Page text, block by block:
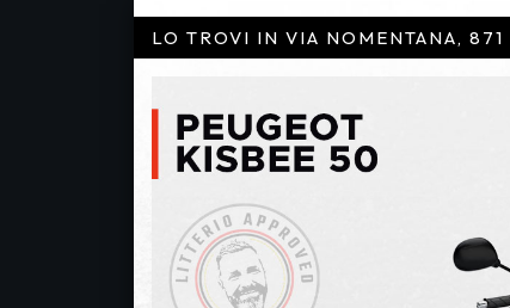
LO TROVI IN VIA NOMENTANA,